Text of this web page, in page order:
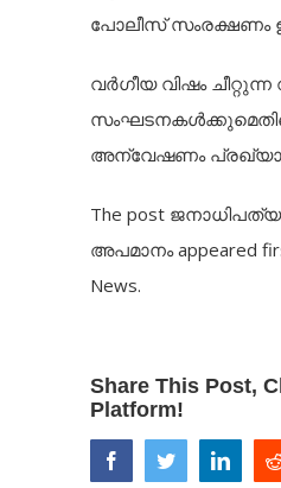
പോലീസ് സംരക്ഷണം
വർഗീയ വിഷം
അന്വേഷണം
The post
അപമാനംappeared
News.
Share This Post,
Platform!
facebooktwitter